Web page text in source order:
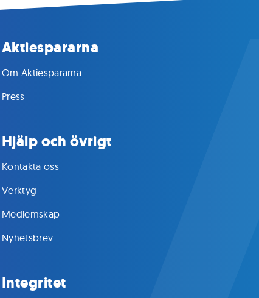
Aktiespararna
Om Aktiespararna
Press
Hjälp och övrigt
Kontakta oss
Verktyg
Medlemskap
Nyhetsbrev
Integritet